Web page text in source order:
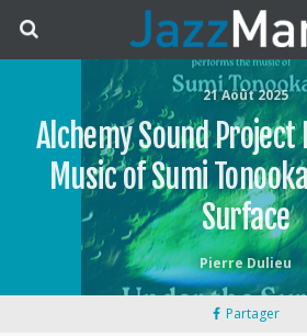
21 Août 2025
Alchemy Sound
Music of Sumi
Surface
Pierre Dulieu
Partager